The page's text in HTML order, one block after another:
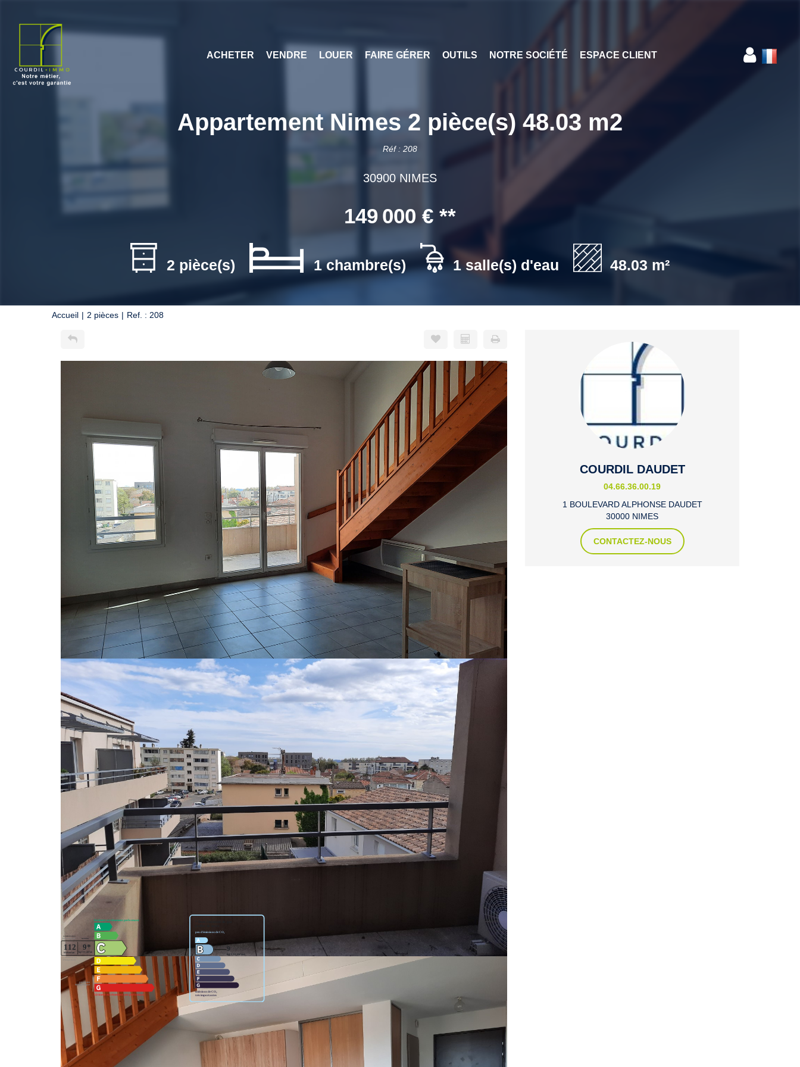
ACHETER VENDRE LOUER FAIRE GÉRER OUTILS NOTRE SOCIÉTÉ ESPACE CLIENT
Appartement Nimes 2 pièce(s) 48.03 m2
Réf : 208
30900 NIMES
149 000 € **
2 pièce(s) 1 chambre(s) 1 salle(s) d'eau 48.03 m²
Accueil 2 pièces Ref. : 208
Exclusivité- Secteur Capouchiné - Au 3ème et dernier étage d'une résidence sécurisée, appartement T2 en duplex
composé d'une entrée, un séjour cuisine, une chambre avec placard, salle d'eau wc, balcon et 1 place de parking
sécurisée.
Mandat 15390 - charges 1386,84 €/an dont provision eau froide et eau chaude- 59 Lots d'hab- DPE C- hcv-
Nos honoraires
Classes DPE/GES
Montant estimé des dépenses annuelles d'énergie pour un usage standard entre 390€ et 600€. Pour la date de
référence 29/04/2022.
Partager :
COURDIL DAUDET
04.66.36.00.19
1 BOULEVARD ALPHONSE DAUDET
30000 NIMES
CONTACTEZ-NOUS